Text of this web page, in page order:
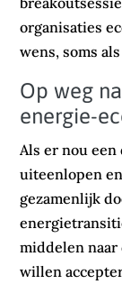
organisaties
wens, soms
Op weg
energie-
Als er nou een
uiteenlopen
gezamenlijk
middelen naar
willen